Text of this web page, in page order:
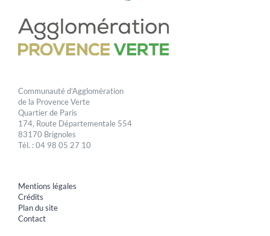
Communauté d’Agglomération
de la Provence Verte
Quartier de Paris
174, Route Départementale 554
83170 Brignoles
Tél. : 04 98 05 27 10
Mentions légales
Crédits
Plan du site
Contact